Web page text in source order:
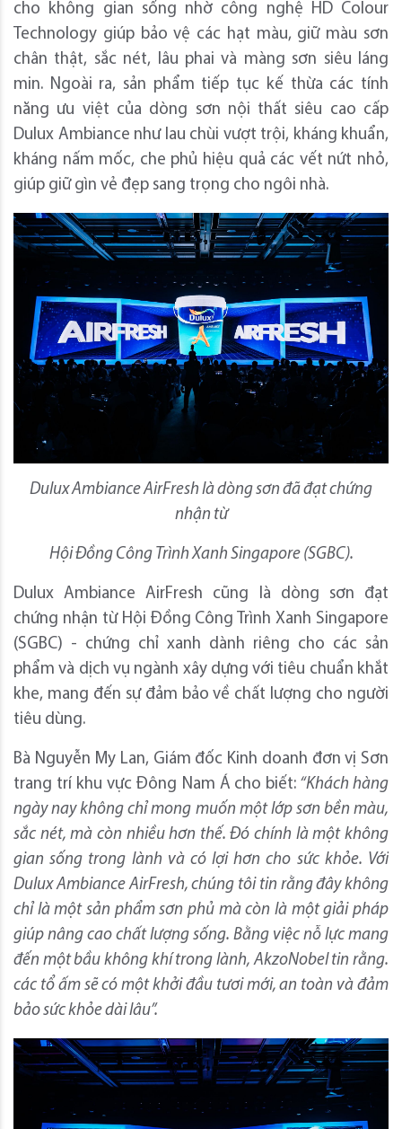
cho không gian sống nhờ công nghệ HD Colour
Technology giúp bảo vệ các hạt màu, giữ màu sơn
chân thật, sắc nét, lâu phai và màng sơn siêu láng
min. Ngoài ra, sản phẩm tiếp tục kế thừa các tính
năng ưu việt của dòng sơn nội thất siêu cao cấp
Dulux Ambiance như lau chùi vượt trội, kháng khuẩn,
kháng nấm mốc, che phủ hiệu quả các vết nứt nhỏ,
giúp giữ gìn vẻ đẹp sang trọng cho ngôi nhà.
Dulux Ambiance AirFresh là dòng sơn đã đạt chứng
nhận từ
Hội Đồng Công Trình Xanh Singapore (SGBC).
Dulux Ambiance AirFresh cũng là dòng sơn đạt
chứng nhận từ Hội Đồng Công Trình Xanh Singapore
(SGBC) - chứng chỉ xanh dành riêng cho các sản
phẩm và dịch vụ ngành xây dựng với tiêu chuẩn khắt
khe, mang đến sự đảm bảo về chất lượng cho người
tiêu dùng.
Bà Nguyễn My Lan, Giám đốc Kinh doanh đơn vị Sơn
trang trí khu vực Đông Nam Á cho biết:“Khách hàng
ngày nay không chỉ mong muốn một lớp sơn bền màu,
sắc nét, mà còn nhiều hơn thế. Đó chính là một không
gian sống trong lành và có lợi hơn cho sức khỏe. Với
Dulux Ambiance AirFresh, chúng tôi tin rằng đây không
chỉ là một sản phẩm sơn phủ mà còn là một giải pháp
giúp nâng cao chất lượng sống. Bằng việc nỗ lực mang
đến một bầu không khí trong lành, AkzoNobel tin rằng.
các tổ ấm sẽ có một khởi đầu tươi mới, an toàn và đảm
bảo sức khỏe dài lâu”.